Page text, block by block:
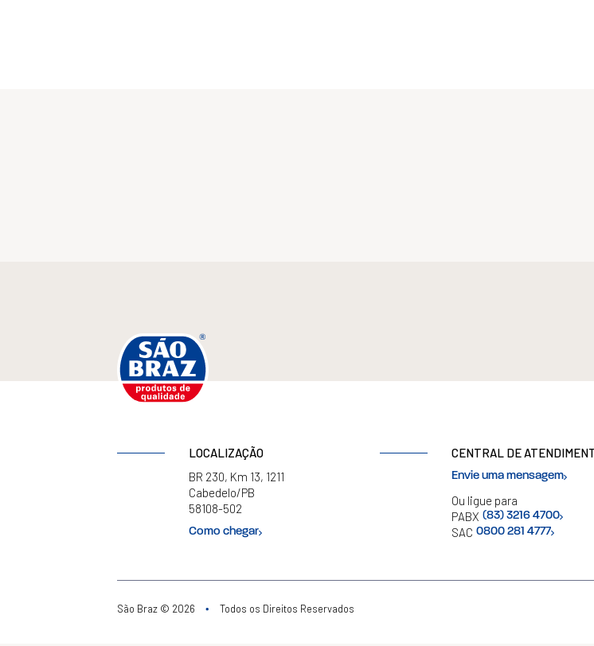
LOCALIZAÇÃO
BR 230, Km 13, 1211
Cabedelo/PB
58108-502
Como chegar
CENTRAL DE
Envie uma mensagem
Ou ligue para
PABX (83) 3216 4700
SAC 0800 281 4777
São Braz © 2026 • Todos os Direitos Reservados